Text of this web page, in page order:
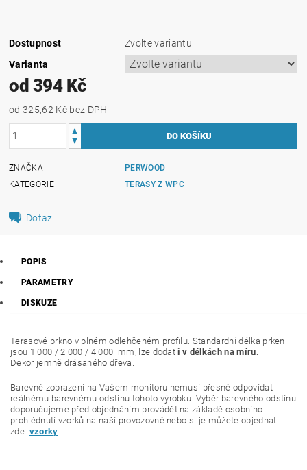
Dostupnost
Zvolte variantu
Varianta
od 394 Kč
od 325,62 Kč bez DPH
ZNAČKA
PERWOOD
KATEGORIE
TERASY Z WPC
Dotaz
POPIS
PARAMETRY
DISKUZE
Terasové prkno v plném odlehčeném profilu. Standardní délka prken
jsou 1 000 / 2 000 / 4 000 mm, lze dodati v délkách na míru.
Dekor jemně drásaného dřeva.
Barevné zobrazení na Vašem monitoru nemusí přesně odpovídat
reálnému barevnému odstínu tohoto výrobku. Výběr barevného odstínu
doporučujeme před objednáním provádět na základě osobního
prohlédnutí vzorků na naší provozovně nebo si je můžete objednat
zde: vzorky